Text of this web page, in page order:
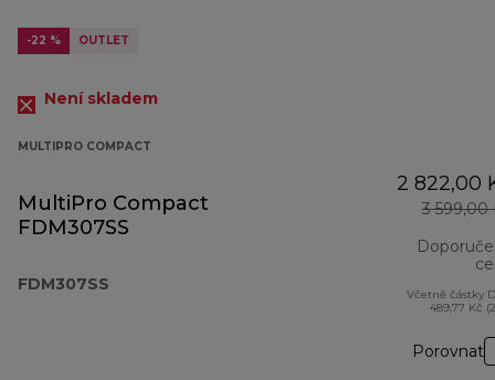
-22 % OUTLET
Není skladem
MULTIPRO COMPACT
MultiPro Compact
FDM307SS
FDM307SS
2 822,00
3 599,00
Včetně částky
489,77 Kč
Porovnat